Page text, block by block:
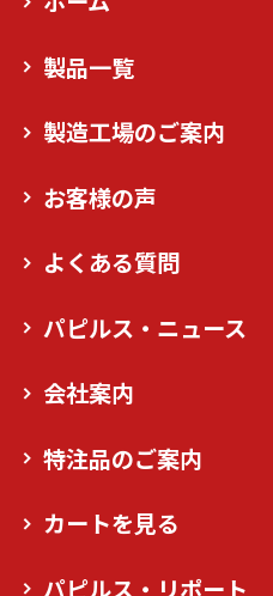
製品一覧
製造工場のご案内
お客様の声
よくある質問
パピルス・ニュース
会社案内
特注品のご案内
カートを見る
パピルス・リポート